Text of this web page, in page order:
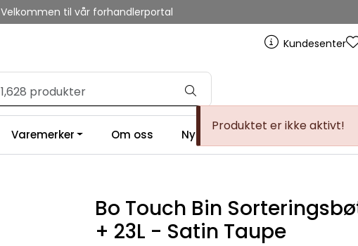
Velkommen til vår forhandlerportal
Kundesenter
Varemerker Om oss Nyheter og info
Produktet er ikke aktivt!
Bo Touch Bin
+ 23L - Satin Taupe